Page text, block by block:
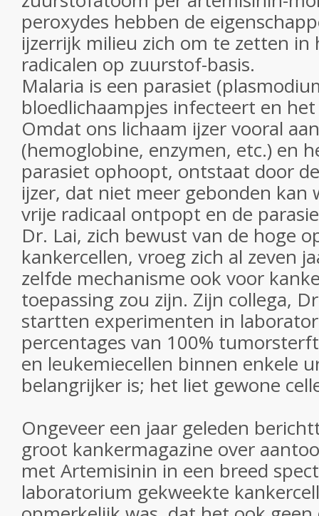
peroxydes hebben de
ijzerrijk milieu zich om te zetten in
radicalen op zuurstof-basis.
Malaria is een parasiet
bloedlichaampjes infecteert en
Omdat ons lichaam ijzer vooral
(hemoglobine, enzymen, etc.) en
parasiet ophoopt, ontstaat door
ijzer, dat niet meer gebonden kan
vrije radicaal ontpopt en de
Dr. Lai, zich bewust van de hoge
kankercellen, vroeg zich al zeven
zelfde mechanisme ook voor
toepassing zou zijn. Zijn collega,
startten experimenten in
percentages van 100%
en leukemiecellen binnen enkele
belangrijker is; het liet gewone
Ongeveer een jaar geleden
groot kankermagazine over
met Artemisinin in een breed
laboratorium gekweekte